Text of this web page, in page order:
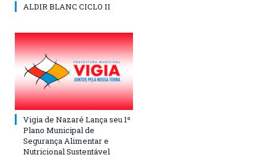
ALDIR BLANC CICLO II
Vigia de Nazaré Lança seu 1º
Plano Municipal de
Segurança Alimentar e
Nutricional Sustentável